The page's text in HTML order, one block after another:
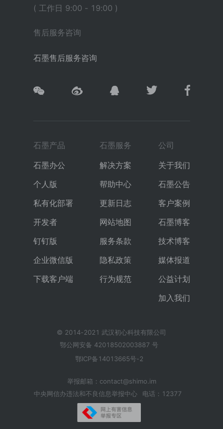
( 工作日 9:00 - 19:00 )
售后服务咨询
石墨售后服务咨询
石墨产品
石墨办公
个人版
私有化部署
开发者
钉钉版
企业微信版
下载客户端
石墨服务
解决方案
帮助中心
更新日志
网站地图
服务条款
隐私政策
行为规范
公司
关于我们
石墨公告
客户案例
石墨博客
技术博客
媒体报道
公益计划
加入我们
© 2014-2021 武汉初心科技有限公司
鄂公网安备 42018502003887 号
鄂ICP备14013665号-2
举报邮箱：contact@shimo.im
中央网信办违法和不良信息举报中心
电话：12377